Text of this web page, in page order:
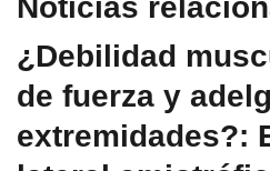
Noticias
¿Debilidad
de fuerza y
extremidades?: